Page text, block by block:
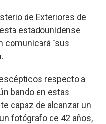
de Exteriores de
estadounidense
comunicará "sus
respecto a
bando en estas
capaz de alcanzar un
fotógrafo de 42 años,